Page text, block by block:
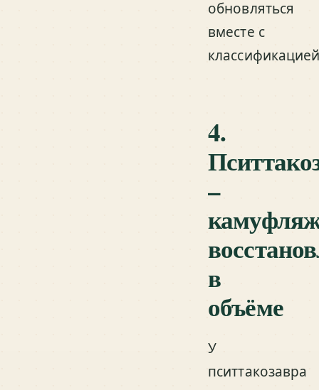
обновляться
вместе с
4.
–
в
объёме
У
пситтакозавра